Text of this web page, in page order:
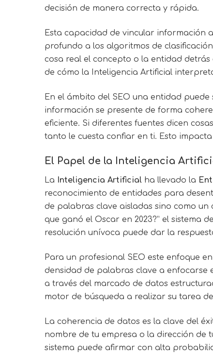
decisión de manera correcta y rápida.
Esta capacidad de vincular información
profundo a los algoritmos de
cosa real el concepto o la entidad
de cómo la Inteligencia Artificial
En el ámbito del SEO una entidad
información se presente de forma
eficiente. Si diferentes fuentes dicen
tanto le cuesta confiar en ti. Esto
El Papel de la Inteligencia
La Inteligencia Artificial ha llevado la
reconocimiento de entidades para
de palabras clave aisladas sino como
que ganó el Oscar en 2023?” el sistema
resolución unívoca puede dar la
Para un profesional SEO este enfoque
densidad de palabras clave a enfocarse
a través del marcado de datos
motor de búsqueda a realizar su tarea de
La coherencia de datos es la clave del
nombre de tu empresa o la dirección de
sistema puede afirmar con alta